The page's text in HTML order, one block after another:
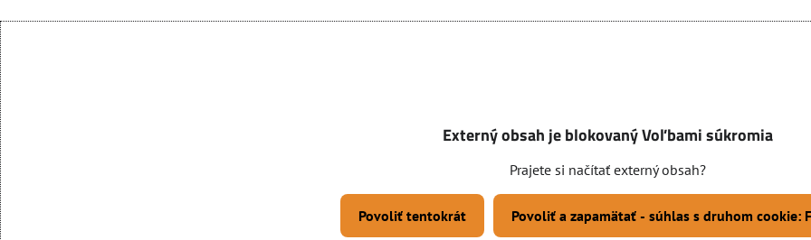
Externý obsah je blokovaný Voľbami súkromia
Prajete si načítať externý obsah?
Povoliť tentokrát Povoliť a zapamätať - súhlas s druhom cookie: